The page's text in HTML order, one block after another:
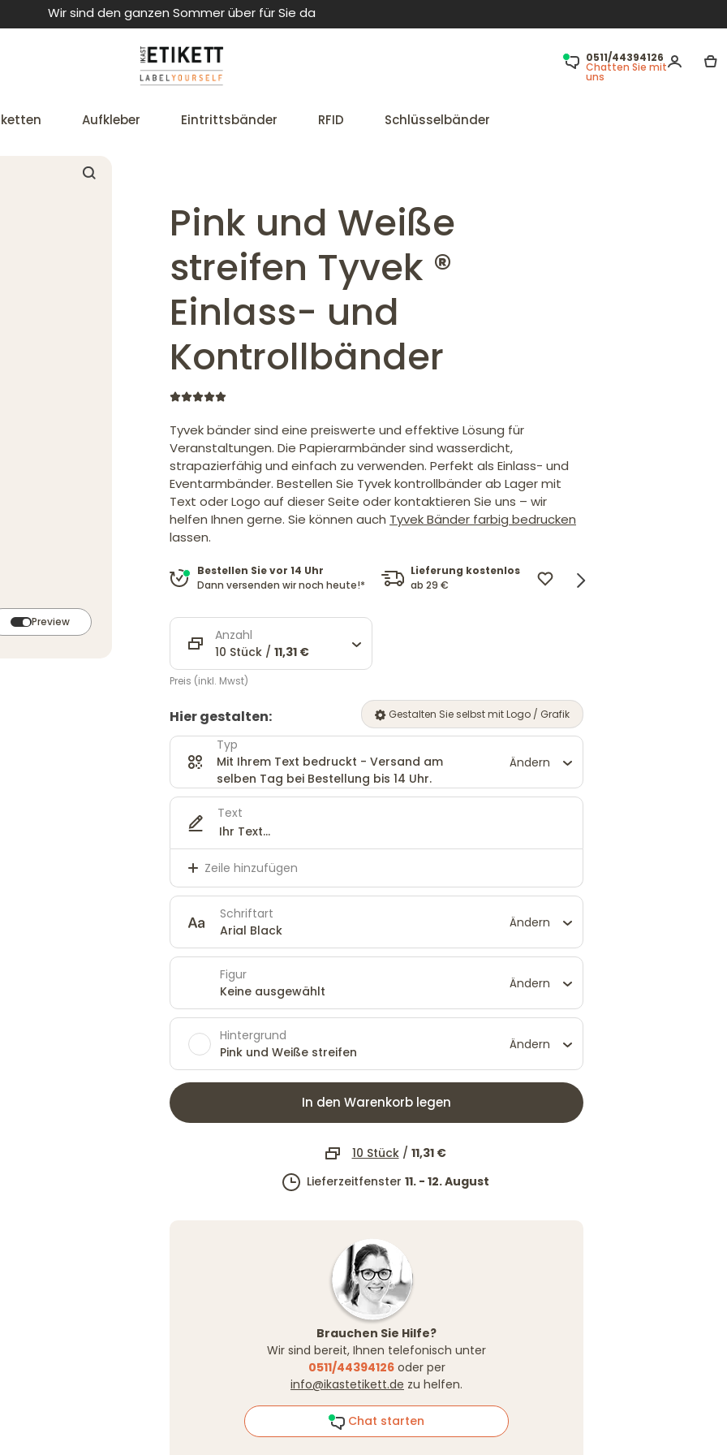
Wir sind den ganzen Sommer über für Sie da
0511/44394126
Chatten Sie mit
uns
Aufkleber Eintrittsbänder RFID Schlüsselbänder
Preview
Pink und Weiße
streifen Tyvek ®
Einlass- und
Kontrollbänder
Tyvek bänder sind eine preiswerte und effektive Lösung für
Veranstaltungen. Die Papierarmbänder sind wasserdicht,
strapazierfähig und einfach zu verwenden. Perfekt als Einlass- und
Eventarmbänder. Bestellen Sie Tyvek kontrollbänder ab Lager mit
Text oder Logo auf dieser Seite oder kontaktieren Sie uns – wir
helfen Ihnen gerne. Sie können auch Tyvek Bänder farbig bedrucken
lassen.
Bestellen Sie vor 14 Uhr
Dann versenden wir noch heute!*
Lieferung kostenlos
ab 29 €
Design mit Logo
und Wunschtext.
Anzahl
10 Stück / 11,31 €
Preis (inkl. Mwst)
Hier gestalten: Gestalten Sie selbst mit Logo / Grafik
Typ
Mit Ihrem Text bedruckt - Versand am
selben Tag bei Bestellung bis 14 Uhr.
Ändern
Text
Zeile hinzufügen
Schriftart
Arial Black
Ändern
Figur
Keine ausgewählt
Ändern
Hintergrund
Pink und Weiße streifen
Ändern
In den Warenkorb legen
10 Stück/ 11,31 €
Lieferzeitfenster 11. - 12. August
Brauchen Sie Hilfe?
Wir sind bereit, Ihnen telefonisch unter
0511/44394126oder per
info@ikastetikett.de zu helfen.
Chat starten